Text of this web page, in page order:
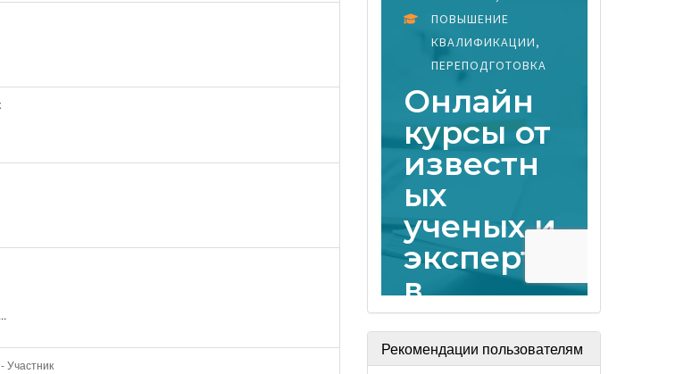
- Участник
Рекомендации пользователям